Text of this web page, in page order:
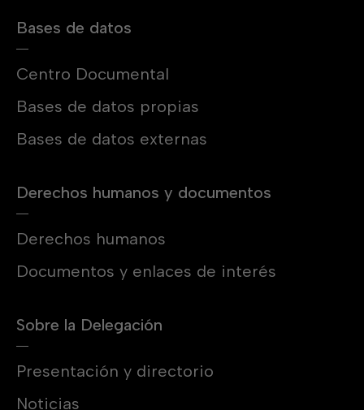
Bases de datos
Centro Documental
Bases de datos propias
Bases de datos externas
Derechos humanos y documentos
Derechos humanos
Documentos y enlaces de interés
Sobre la Delegación
Presentación y directorio
Noticias